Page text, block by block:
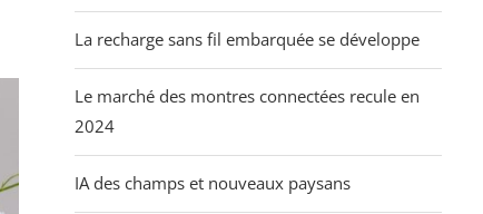
La recharge sans fil embarquée se développe
Le marché des montres connectées recule en
2024
IA des champs et nouveaux paysans